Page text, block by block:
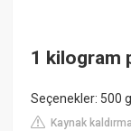
1 kilogram
Seçenekler: 500
Kaynak